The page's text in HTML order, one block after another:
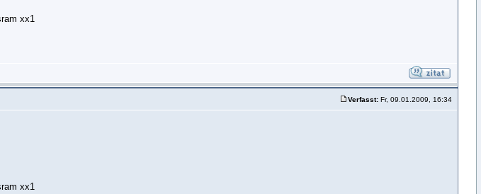
xx1
Verfasst: Fr, 09.01.2009, 16:34
xx1